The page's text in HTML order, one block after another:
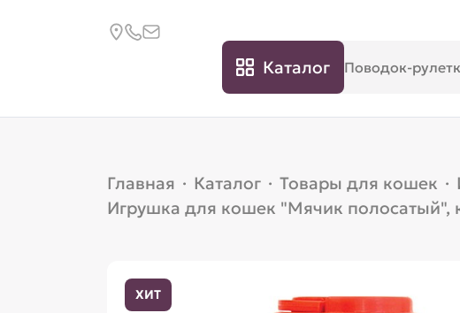
Каталог
Главная · Каталог · Товары для кошек ·
Игрушка для кошек "Мячик полосатый",
ХИТ